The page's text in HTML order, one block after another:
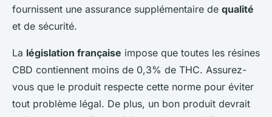
fournissent une assurance supplémentaire de qualité
et de sécurité.
La législation française impose que toutes les résines
CBD contiennent moins de 0,3% de THC. Assurez-
vous que le produit respecte cette norme pour éviter
tout problème légal. De plus, un bon produit devrait